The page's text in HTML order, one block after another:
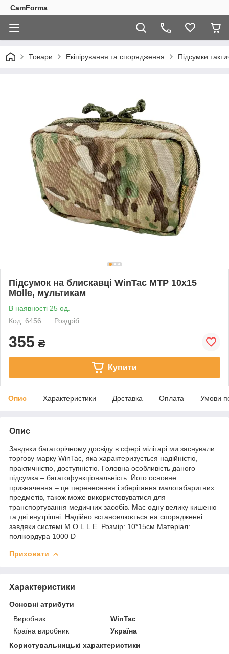
CamForma
Товари Екіпірування та спорядження Підсумки
Підсумок на блискавці WinTac МТР 10х15
Molle, мультикам
В наявності 25 од.
Код: 6456
Роздріб
355 ₴
Купити
Опис Характеристики Доставка Оплата Умови
Опис
Завдяки багаторічному досвіду в сфері мілітарі ми заснували
торгову марку WinTac, яка характеризується надійністю,
практичністю, доступністю. Головна особливість даного
підсумка – багатофункціональність. Його основне
призначення – це перенесення і зберігання малогабаритних
предметів, також може використовуватися для
транспортування медичних засобів. Має одну велику кишеню
та дві внутрішні. Надійно встановлюється на спорядженні
завдяки системі M.O.L.L.E. Розмір: 10*15см Матеріал:
полікордура 1000 D
Приховати
Характеристики
Основні атрибути
Виробник
WinTac
Країна виробник
Україна
Користувальницькі характеристики